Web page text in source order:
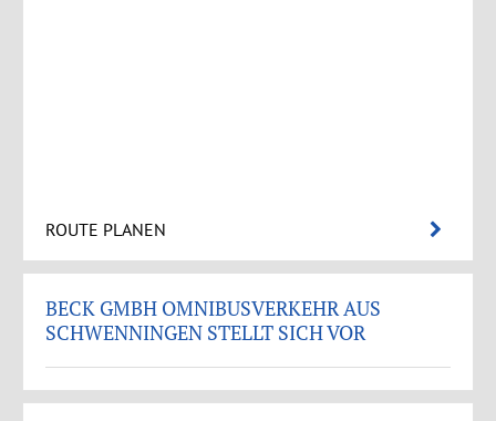
ROUTE PLANEN
BECK GMBH OMNIBUSVERKEHR AUS
SCHWENNINGEN STELLT SICH VOR